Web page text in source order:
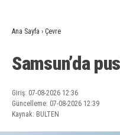
Ana Sayfa › Çevre
Samsun’da
Giriş: 07-08-2026 12:36
Güncelleme: 07-08-2026 12:39
Kaynak: BULTEN